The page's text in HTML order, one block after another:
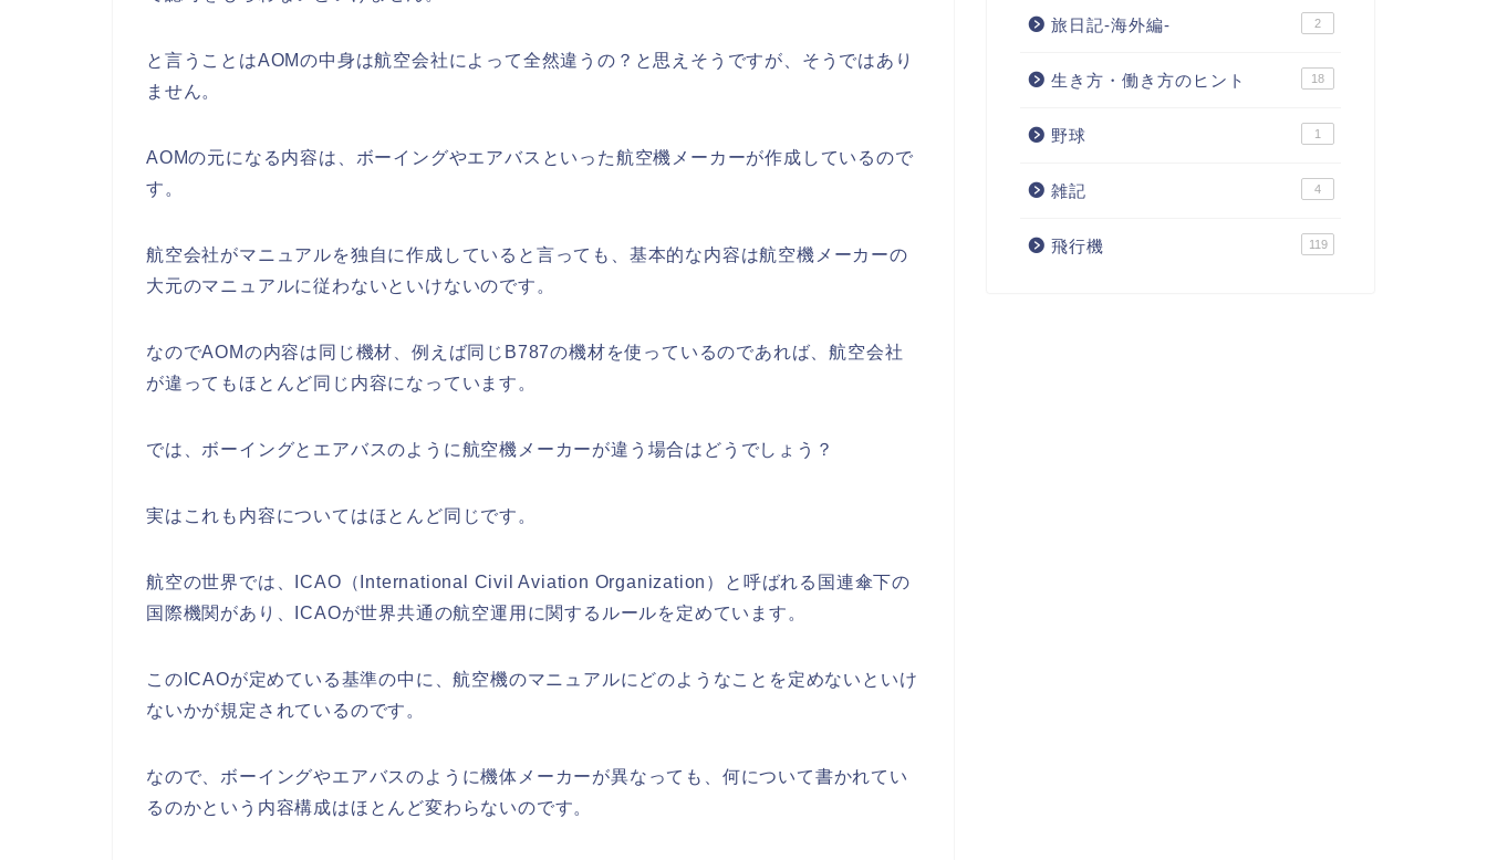
と言うことはAOMの中身は航空会社によって全然違うの？と思えそうですが、そうではあり
ません。
AOMの元になる内容は、ボーイングやエアバスといった航空機メーカーが作成しているので
す。
航空会社がマニュアルを独自に作成していると言っても、基本的な内容は航空機メーカーの
大元のマニュアルに従わないといけないのです。
なのでAOMの内容は同じ機材、例えば同じB787の機材を使っているのであれば、航空会社
が違ってもほとんど同じ内容になっています。
では、ボーイングとエアバスのように航空機メーカーが違う場合はどうでしょう？
実はこれも内容についてはほとんど同じです。
航空の世界では、ICAO（International Civil Aviation Organization）と呼ばれる国連傘下の
国際機関があり、ICAOが世界共通の航空運用に関するルールを定めています。
このICAOが定めている基準の中に、航空機のマニュアルにどのようなことを定めないといけ
ないかが規定されているのです。
なので、ボーイングやエアバスのように機体メーカーが異なっても、何について書かれてい
るのかという内容構成はほとんど変わらないのです。
旅日記-海外編- 2
生き方・働き方のヒント 18
野球 1
雑記 4
飛行機 119